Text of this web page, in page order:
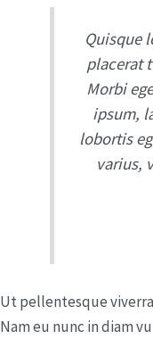
Quisque
placerat
Morbi
ipsum,
lobortis
varius,
Ut pellentesque
Nam eu nunc in diam